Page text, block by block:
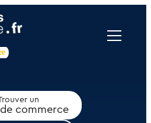
un
de commerce